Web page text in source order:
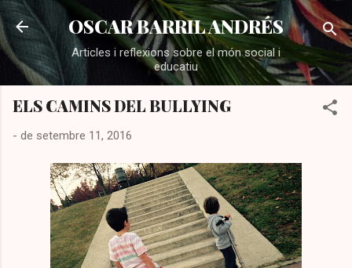
Salta al contingut principal
OSCAR BARRIL ANDRÉS
Articles i reflexions sobre el món social i
educatiu
ELS CAMINS DEL BULLYING
- de setembre 11, 2016